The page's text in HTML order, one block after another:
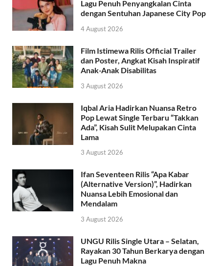
Lagu Penuh Penyangkalan Cinta
dengan Sentuhan Japanese City Pop
4 August 2026
Film Istimewa Rilis Official Trailer
dan Poster, Angkat Kisah Inspiratif
Anak-Anak Disabilitas
3 August 2026
Iqbal Aria Hadirkan Nuansa Retro
Pop Lewat Single Terbaru “Takkan
Ada”, Kisah Sulit Melupakan Cinta
Lama
3 August 2026
Ifan Seventeen Rilis “Apa Kabar
(Alternative Version)”, Hadirkan
Nuansa Lebih Emosional dan
Mendalam
3 August 2026
UNGU Rilis Single Utara – Selatan,
Rayakan 30 Tahun Berkarya dengan
Lagu Penuh Makna